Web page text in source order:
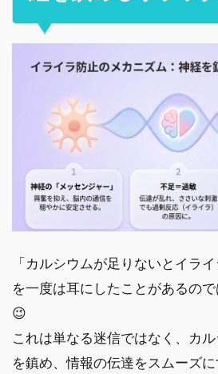
「カルシウムが足りないとイラ
を一度は耳にしたことがあるの
😉
これは単なる迷信ではなく、カ
を鎮め、情報の伝達をスムーズ